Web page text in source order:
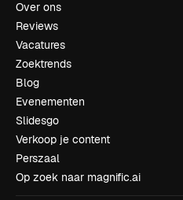
Over ons
Reviews
Vacatures
Zoektrends
Blog
Evenementen
Slidesgo
Verkoop je content
Perszaal
Op zoek naar magnific.ai